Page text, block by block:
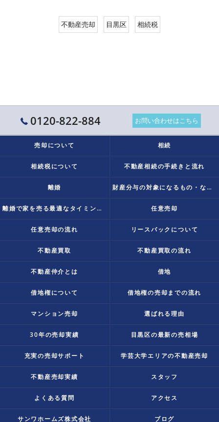
不動産売却 目黒区 相続税
0120-822-884 お問い合わせはこちら
売却について 相続
相続税について 不動産相続の手続きと流れ
離婚 財産分与の対象になるもの・ならないものとは？
離婚で家を売る最適なタイミングは？ 任意売却
任意売却の流れ リースバックについて
不動産買取 不動産買取の流れ
不動産仲介とは 借地
借地権について 借地権の売却までの流れ
マンション売却 選ばれる理由
30年の売却実績 目黒区の最新の売相場
充実の売却サポート 学芸大学エリアの不動産売却
不動産売却実績 スタッフ
よくある質問 アクセス
サンワホームズ株式会社 ブログ